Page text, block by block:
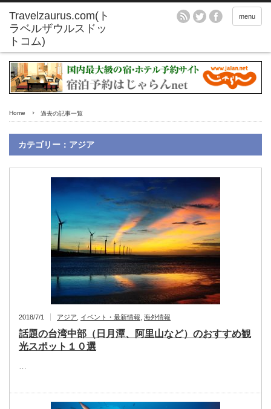
menu
Home 過去の記事一覧
カテゴリー：アジア
2018/7/1 アジア イベント・最新情報 海外情報
話題の台湾中部（日月潭、阿里山など）のおすすめ観
光スポット１０選